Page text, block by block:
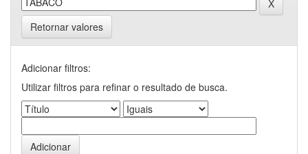
Retornar valores
Adicionar filtros:
Utilizar filtros para refinar o resultado de busca.